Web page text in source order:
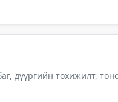
дүүргийн тохижилт,